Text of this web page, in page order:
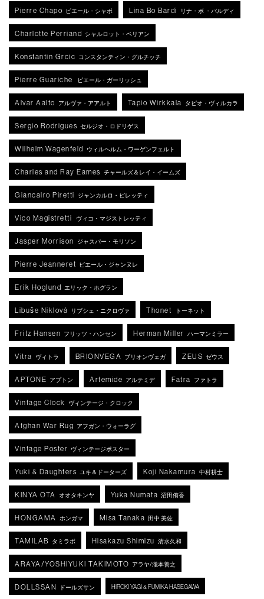
Pierre Chapo ピエール・シャポ Lina Bo Bardi リナ・ボ ・バルディ
Charlotte Perriand シャルロット・ペリアン
Konstantin Grcic コンスタンティン・グルチッチ
Pierre Guariche ピエール・ガーリッシュ
Alvar Aalto アルヴァ・アアルト Tapio Wirkkala タピオ・ヴィルカラ
Sergio Rodrigues セルジオ・ロドリゲス
Wilhelm Wagenfeld ウィルヘルム・ワーゲンフェルト
Charles and Ray Eames チャールズ＆レイ・イームズ
Giancalro Piretti ジャンカルロ・ピレッティ
Vico Magistretti ヴィコ・マジストレッティ
Jasper Morrison ジャスパー・モリソン
Pierre Jeanneret ピエール・ジャンヌレ
Erik Hoglund エリック・ホグラン
Libuše Niklová リブシェ・ニクロヴァ Thonet トーネット
Fritz Hansen フリッツ・ハンセン Herman Miller ハーマンミラー
Vitra ヴィトラ BRIONVEGA ブリオンヴェガ ZEUS ゼウス
APTONE アプトン Artemide アルテミデ Fatra ファトラ
Vintage Clock ヴィンテージ・クロック
Afghan War Rug アフガン・ウォーラグ
Vintage Poster ヴィンテージポスター
Yuki & Daughters ユキ＆ドーターズ Koji Nakamura 中村耕士
KINYA OTA オオタキンヤ Yuka Numata 沼田侑香
HONGAMA ホンガマ Misa Tanaka 田中 美佐
TAMILAB タミラボ Hisakazu Shimizu 清水久和
ARAYA/YOSHIYUKI TAKIMOTO アラヤ/瀧本善之
DOLLSSAN ドールズサン HIROKI YAGI & FUMIKA HASEGAWA